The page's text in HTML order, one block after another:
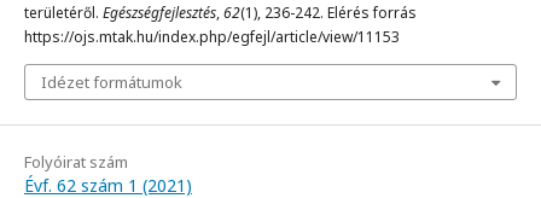
területéről. Egészségfejlesztés,62(1), 236-242. Elérés forrás
https://ojs.mtak.hu/index.php/egfejl/article/view/11153
Idézet formátumok
Folyóirat szám
Évf. 62 szám 1 (2021)